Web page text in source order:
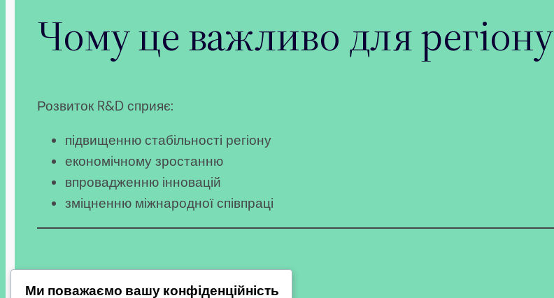
Чому це важливо для регіону
Розвиток R&D сприяє:
підвищенню стабільності регіону
економічному зростанню
впровадженню інновацій
зміцненню міжнародної співпраці
Ми поважаємо вашу конфіденційність